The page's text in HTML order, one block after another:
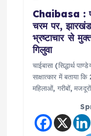
Chaibasa :
चरम पर,
भ्रष्टाचार से
गिलुवा
चाईबासा (सिद्धार्थ
साक्षात्कार में बताया
महिलाओं, गरीबों,